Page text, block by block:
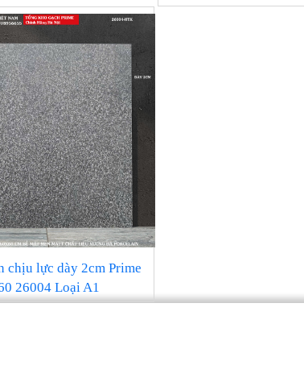
chịu lực dày 2cm Prime
26004 Loại A1